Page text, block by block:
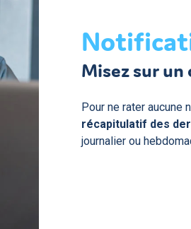
Misez sur un
Pour ne rater aucune
récapitulatif des
journalier ou